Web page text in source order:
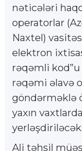
nəticələri
operatorlar
Naxtel)
elektron
rəqəmli
rəqəmi əlavə
göndərməklə
yaxın
Ali təhsil